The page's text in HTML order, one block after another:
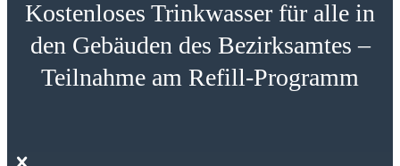
Kostenloses Trinkwasser für alle in
den Gebäuden des Bezirksamtes –
Teilnahme am Refill-Programm